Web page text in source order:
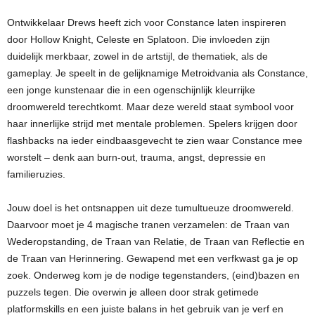
Ontwikkelaar Drews heeft zich voor Constance laten inspireren
door Hollow Knight, Celeste en Splatoon. Die invloeden zijn
duidelijk merkbaar, zowel in de artstijl, de thematiek, als de
gameplay. Je speelt in de gelijknamige Metroidvania als Constance,
een jonge kunstenaar die in een ogenschijnlijk kleurrijke
droomwereld terechtkomt. Maar deze wereld staat symbool voor
haar innerlijke strijd met mentale problemen. Spelers krijgen door
flashbacks na ieder eindbaasgevecht te zien waar Constance mee
worstelt – denk aan burn-out, trauma, angst, depressie en
familieruzies.
Jouw doel is het ontsnappen uit deze tumultueuze droomwereld.
Daarvoor moet je 4 magische tranen verzamelen: de Traan van
Wederopstanding, de Traan van Relatie, de Traan van Reflectie en
de Traan van Herinnering. Gewapend met een verfkwast ga je op
zoek. Onderweg kom je de nodige tegenstanders, (eind)bazen en
puzzels tegen. Die overwin je alleen door strak getimede
platformskills en een juiste balans in het gebruik van je verf en